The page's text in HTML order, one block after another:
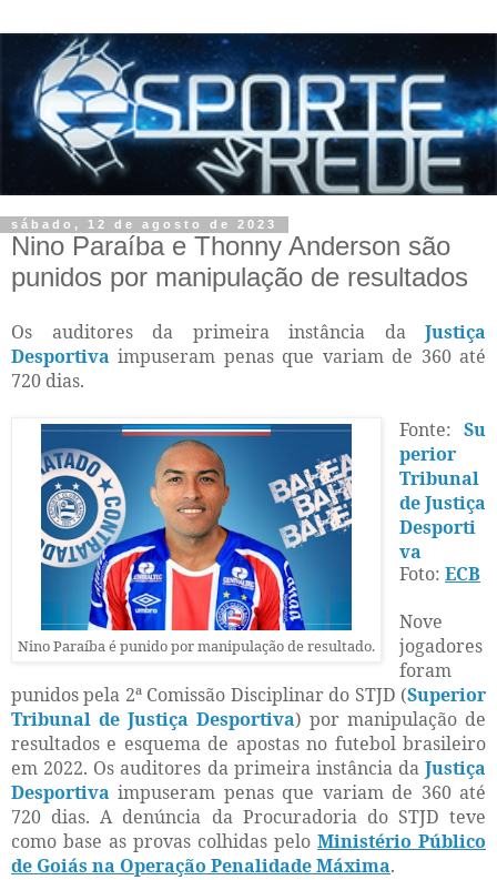
sábado, 12 de agosto de 2023
Nino Paraíba e Thonny Anderson são
punidos por manipulação de resultados
Os auditores da primeira instância da Justiça
Desportiva impuseram penas que variam de 360 até
720 dias.
Nino Paraíba é punido por manipulação de resultado.
Fonte: Su
perior
Tribunal
de Justiça
Desporti
va
Foto: ECB
Nove
jogadores
foram
punidos pela 2ª Comissão Disciplinar do STJD (Superior
Tribunal de Justiça Desportiva) por manipulação de
resultados e esquema de apostas no futebol brasileiro
em 2022. Os auditores da primeira instância da Justiça
Desportiva impuseram penas que variam de 360 até
720 dias. A denúncia da Procuradoria do STJD teve
como base as provas colhidas pelo Ministério Público
de Goiás na Operação Penalidade Máxima.